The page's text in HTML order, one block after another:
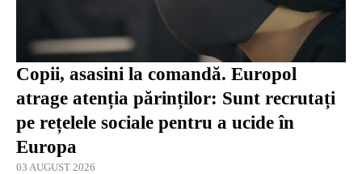
Copii, asasini la comandă. Europol
atrage atenția părinților: Sunt recrutați
pe rețelele sociale pentru a ucide în
Europa
03 AUGUST 2026